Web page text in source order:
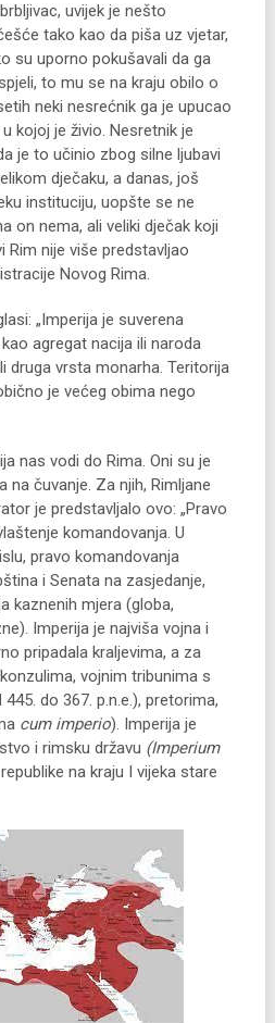
uvijek je nešto
tako kao da piša uz vjetar,
su uporno pokušavali da ga
to mu se na kraju obilo o
neki nesrećnik ga je upucao
kojoj je živio. Nesretnik je
je to učinio zbog silne ljubavi
dječaku, a danas, još
instituciju, uopšte se ne
on nema, ali veliki dječak koji
Rim nije više predstavljao
Novog Rima.
„Imperija je suverena
agregat nacija ili naroda
druga vrsta monarha. Teritorija
je većeg obima nego
nas vodi do Rima. Oni su je
na čuvanje. Za njih, Rimljane
je predstavljalo ovo: „Pravo
komandovanja. U
pravo komandovanja
i Senata na zasjedanje,
kaznenih mjera (globa,
Imperija je najviša vojna i
pripadala kraljevima, a za
vojnim tribunima s
do 367. p.n.e.), pretorima,
cum imperio). Imperija je
i rimsku državu (Imperium
na kraju I vijeka stare